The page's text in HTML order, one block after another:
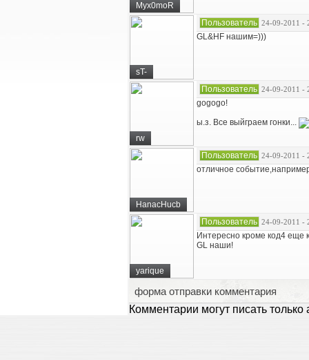
Myx0moR
sT-
Пользователь 24-09-2011 -
GL&HF нашим=)))
rw
Пользователь 24-09-2011 -
gogogo!
ы.з. Все выйграем гонки...
HanacHucb
Пользователь 24-09-2011 -
отличное
yarique
Пользователь 24-09-2011 -
Интересно кроме код4 еще
GL наши!
форма отправки комментария
Комментарии могут писать